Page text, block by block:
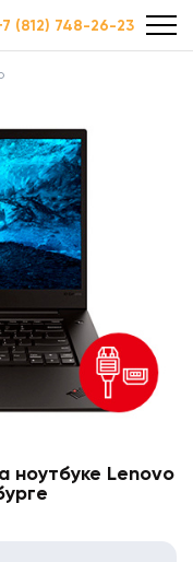
(812) 748-26-23
ноутбуке Lenovo